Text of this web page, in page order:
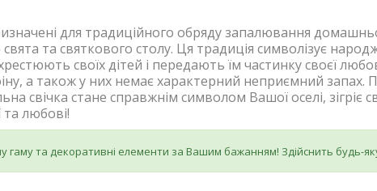
для традиційного обряду запалювання
та святкового столу. Ця традиція символізує
своїх дітей і передають їм частинку своєї
а також у них немає характерний неприємний запах.
свічка стане справжнім символом Вашої оселі, зігріє
та любові!
гаму та декоративні елементи за Вашим бажанням! Здійснить будь-